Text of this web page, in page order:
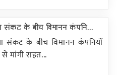
संकट के बीच विमानन कंपनि...
संकट के बीच विमानन कंपनियों
मांगी राहत...